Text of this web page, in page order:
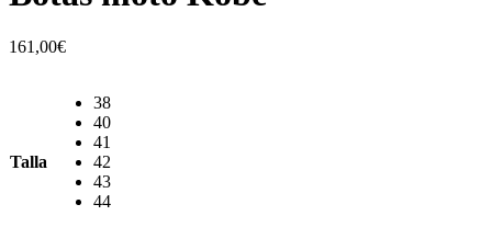
161,00€
Talla
38
40
41
42
43
44